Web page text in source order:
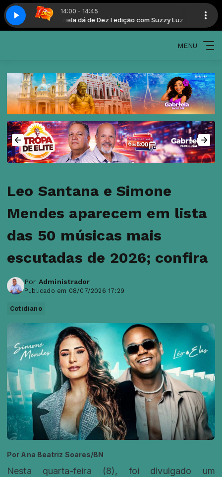
14:00 - 14:45
Luz Gabriela dá de Dez I edição com Suzzy Luz
Tok Bis II Edição com Suzzy Luz
MENU
Leo Santana e Simone
Mendes aparecem em lista
das 50 músicas mais
escutadas de 2026; confira
Por Administrador
Publicado em 08/07/2026 17:29
Cotidiano
Por Ana Beatriz Soares/BN
Nesta quarta-feira (8), foi divulgado um